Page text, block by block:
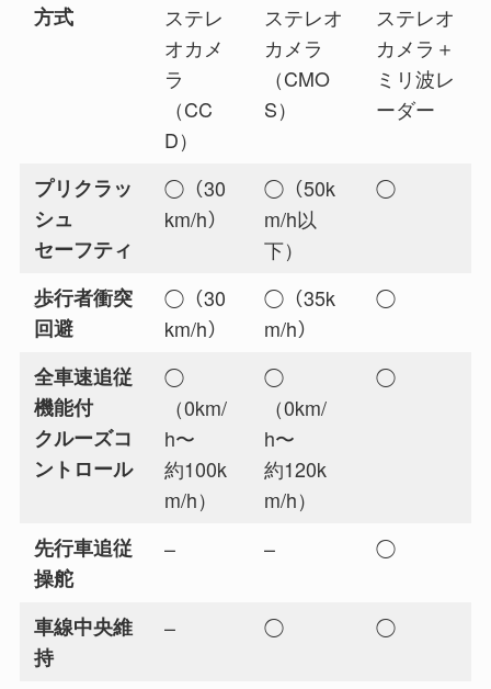
方式
ステレ
オカメ
ラ
（CC
D）
ステレオ
カメラ
（CMO
S）
ステレオ
カメラ＋
ミリ波レ
ーダー
プリクラッ
シュ
セーフティ
◯（30
km/h）
◯（50k
m/h以
下）
◯
歩行者衝突
回避
◯（30
km/h）
◯（35k
m/h）
◯
全車速追従
機能付
クルーズコ
ントロール
◯
（0km/
h〜
約100k
m/h）
◯
（0km/
h〜
約120k
m/h）
◯
先行車追従
操舵
– – ◯
車線中央維
持
– ◯ ◯